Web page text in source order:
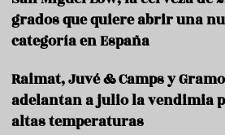
grados que quiere abrir una
categoría en España
Raimat, Juvé & Camps y
adelantan a julio la vendimia
altas temperaturas